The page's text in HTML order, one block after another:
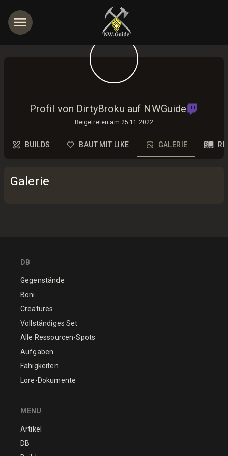
Profil von DirtyBroku auf NWGuide
Beigetreten am 25.11.2022
BUILDS BAUT MIT LIKE GALERIE
Galerie
DB
Gegenstände
Boni
Creatures
Vollständiges Set
Alle Ressourcen-Spots
Aufgaben
Fähigkeiten
Lore-Dokumente
MENU
Artikel
DB